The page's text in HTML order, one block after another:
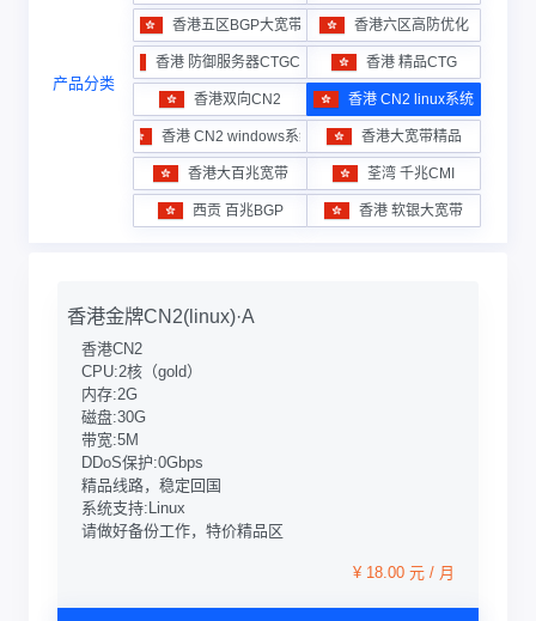
产品分类
香港五区BGP大宽带 香港六区高防优化
香港 防御服务器CTGCN2 香港 精品CTG
香港双向CN2 香港 CN2 linux系统
香港 CN2 windows系统 香港大宽带精品
香港大百兆宽带 荃湾 千兆CMI
西贡 百兆BGP 香港 软银大宽带
香港金牌CN2(linux)·A
香港CN2
CPU:2核（gold）
内存:2G
磁盘:30G
带宽:5M
DDoS保护:0Gbps
精品线路，稳定回国
系统支持:Linux
请做好备份工作，特价精品区
¥ 18.00 元 / 月